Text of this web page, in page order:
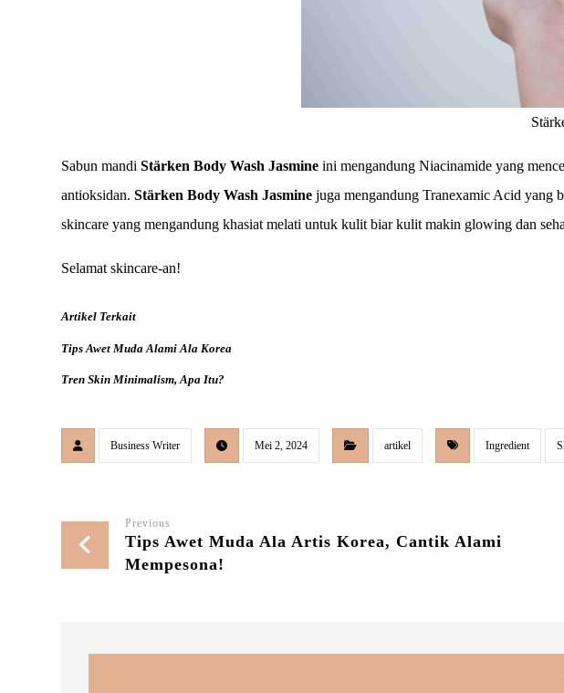
Sabun mandiStärken Body Wash Jasmineini mengandung Niacinamide yang
antioksidan.Stärken Body Wash Jasmine juga mengandung Tranexamic Acid yang
skincare yang mengandung khasiat melati untuk kulit biar kulit makin glowing dan
Selamat skincare-an!
Artikel Terkait
Tips Awet Muda Alami Ala Korea
Tren Skin Minimalism, Apa Itu?
Business Writer Mei 2, 2024 artikel Ingredient
Previous
Tips Awet Muda Ala Artis Korea, Cantik Alami
Mempesona!